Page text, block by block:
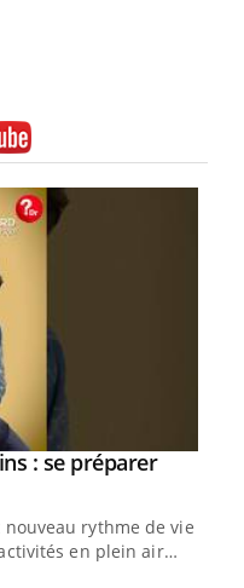
: se préparer
rythme de vie !
en plein air…